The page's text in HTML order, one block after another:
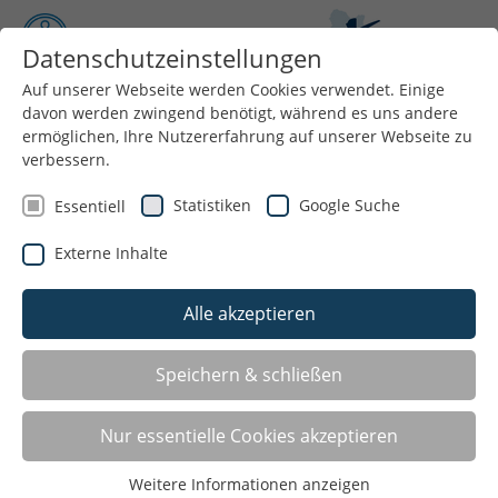
Menü
Ansprechpersonen
Datenschutzeinstellungen
Auf unserer Webseite werden Cookies verwendet. Einige
davon werden zwingend benötigt, während es uns andere
ermöglichen, Ihre Nutzererfahrung auf unserer Webseite zu
verbessern.
Essentiell Statistiken Google Suche
Externe Inhalte
Alle akzeptieren
Speichern & schließen
Nur essentielle Cookies akzeptieren
Weitere Informationen anzeigen